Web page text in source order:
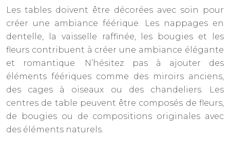
Les tables doivent être décorées avec soin pour
créer une ambiance féérique. Les nappages en
dentelle, la vaisselle raffinée, les bougies et les
fleurs contribuent à créer une ambiance élégante
et romantique. N’hésitez pas à ajouter des
éléments féériques comme des miroirs anciens,
des cages à oiseaux ou des chandeliers. Les
centres de table peuvent être composés de fleurs,
de bougies ou de compositions originales avec
des éléments naturels.